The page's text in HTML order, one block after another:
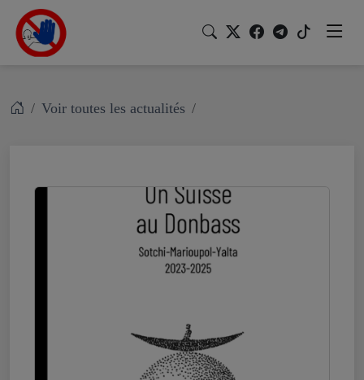
Voir toutes les actualités